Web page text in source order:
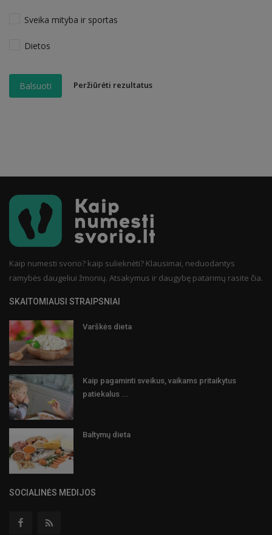
Sveika mityba ir sportas
Dietos
Balsuoti Peržiūrėti rezultatus
Kaip numesti svorio? kaip sulieknėti? Klausimai, neduodantys
ramybės daugeliui žmonių. Atsakymus ir daugybę patarimų rasite čia.
SKAITOMIAUSI STRAIPSNIAI
Varškės dieta
Kaip pagaminti sveikus, vaikams pritaikytus
patiekalus ...
Baltymų dieta
SOCIALINĖS MEDIJOS